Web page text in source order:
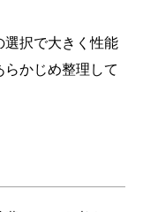
選択で大きく性能
かじめ整理して